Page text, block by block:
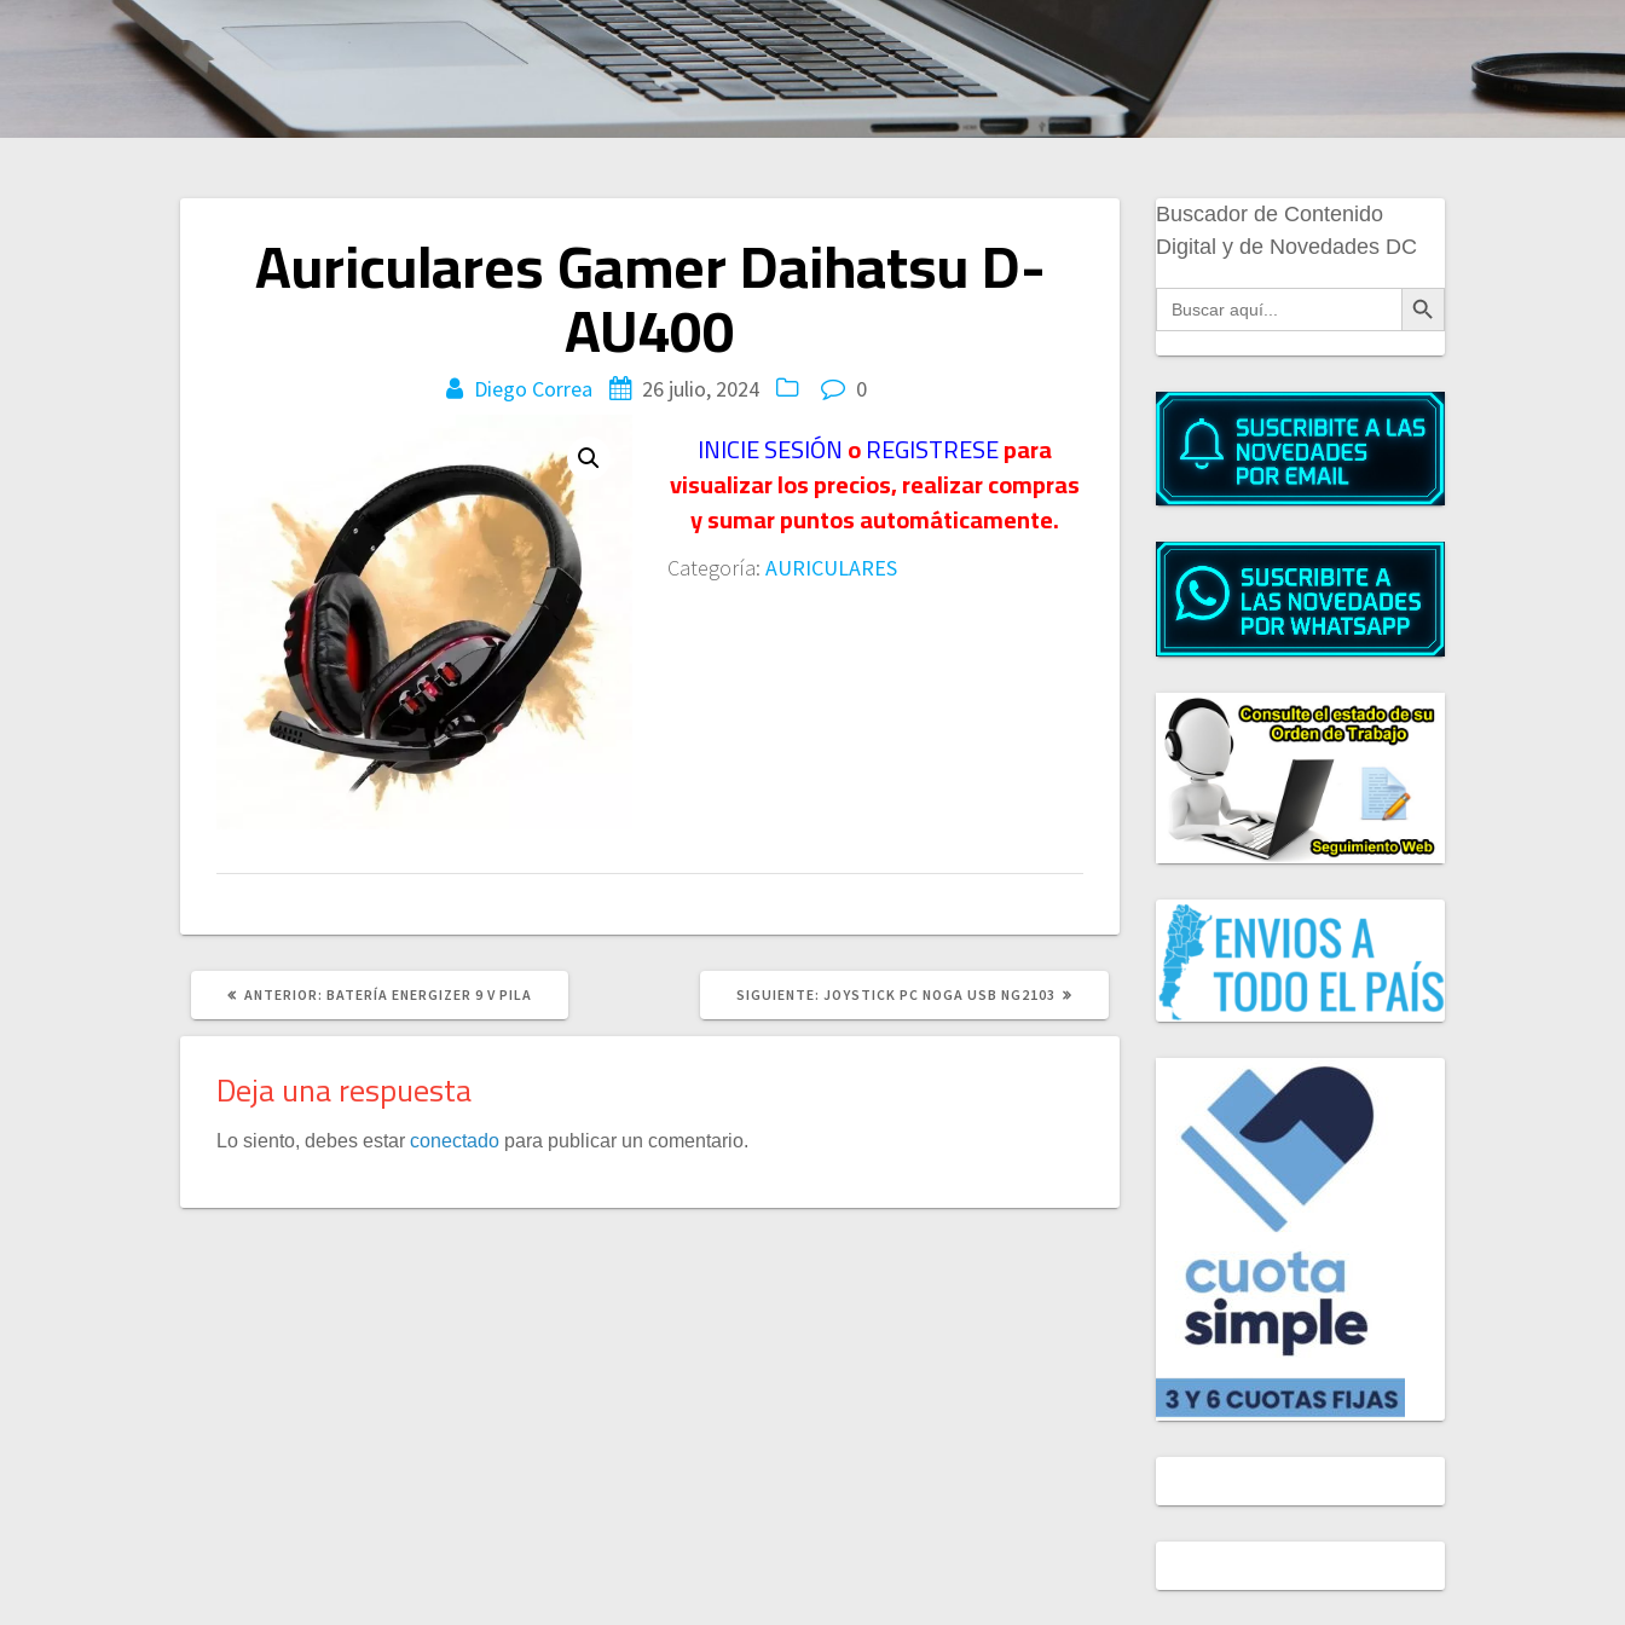
Auriculares Gamer Daihatsu D-
AU400
Diego Correa 26 julio, 2024 0
INICIE SESIÓNoREGISTRESEpara
visualizar los precios, realizar compras
y sumar puntos automáticamente.
Categoría: AURICULARES
Navegación
ANTERIOR: POST
BATERÍA ENERGIZER 9 V PILA SIGUIENTE: SIGUIENTE
JOYSTICK PC NOGA USB NG2103
Deja una respuesta
Lo siento, debes estarconectado para publicar un comentario.
Buscador de Contenido
Digital y de Novedades DC
Buscar: Botón de búsqueda